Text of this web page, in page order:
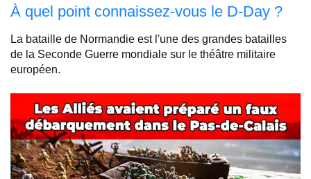
À quel point connaissez-vous le D-Day ?
La bataille de Normandie est l'une des grandes batailles
de la Seconde Guerre mondiale sur le théâtre militaire
européen.